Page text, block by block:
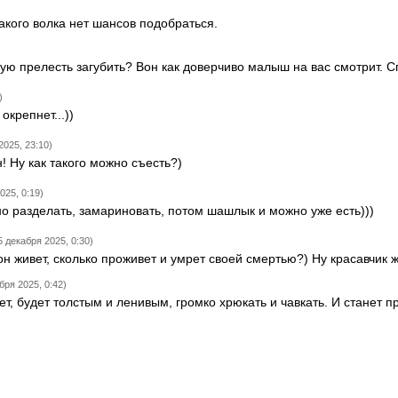
волка нет шансов подобраться.
прелесть загубить? Вон как доверчиво малыш на вас смотрит.
23:10)
как такого можно съесть?)
0:19)
разделать, замариновать, потом шашлык и можно уже есть)))
декабря 2025, 0:30)
живет, сколько проживет и умрет своей смертью?) Ну красавчик
2025, 0:42)
будет толстым и ленивым, громко хрюкать и чавкать. И станет